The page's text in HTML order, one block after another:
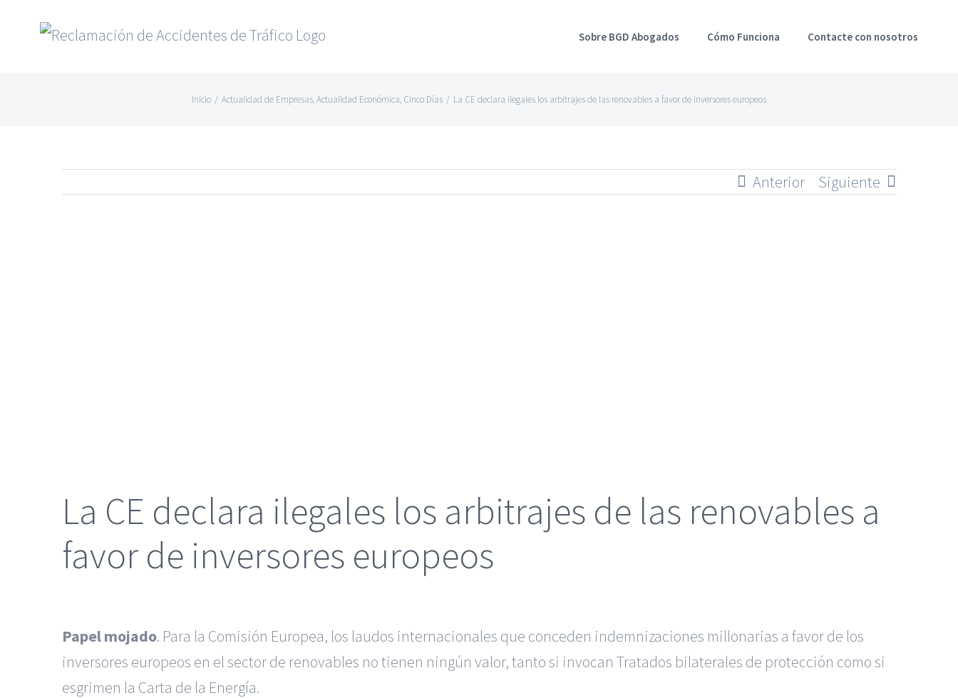
Sobre BGD Abogados Cómo Funciona Contacte con nosotros
Inicio / Actualidad de Empresas,Actualidad Económica, Cinco Días / La CE declara ilegales los arbitrajes de las renovables a favor de inversores europeos
Anterior Siguiente
La CE declara ilegales los arbitrajes de las renovables a
favor de inversores europeos
Papel mojado. Para la Comisión Europea, los laudos internacionales que conceden indemnizaciones millonarias a favor de los
inversores europeos en el sector de renovables no tienen ningún valor, tanto si invocan Tratados bilaterales de protección como si
esgrimen la Carta de la Energía.